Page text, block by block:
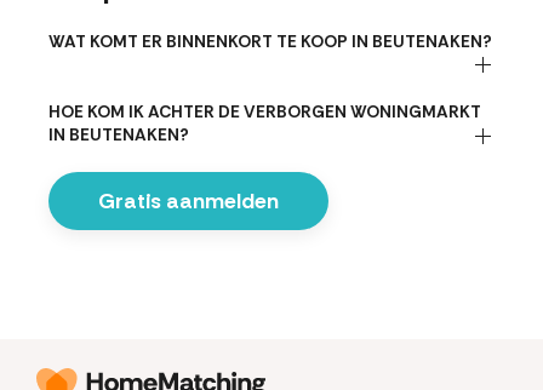
WAT KOMT ER BINNENKORT TE KOOP IN BEUTENAKEN?
HOE KOM IK ACHTER DE VERBORGEN WONINGMARKT
IN BEUTENAKEN?
Gratis aanmelden